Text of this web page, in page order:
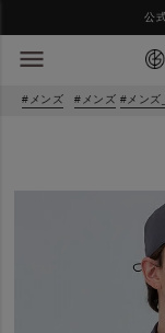
公
メンズ メンズ メンズ